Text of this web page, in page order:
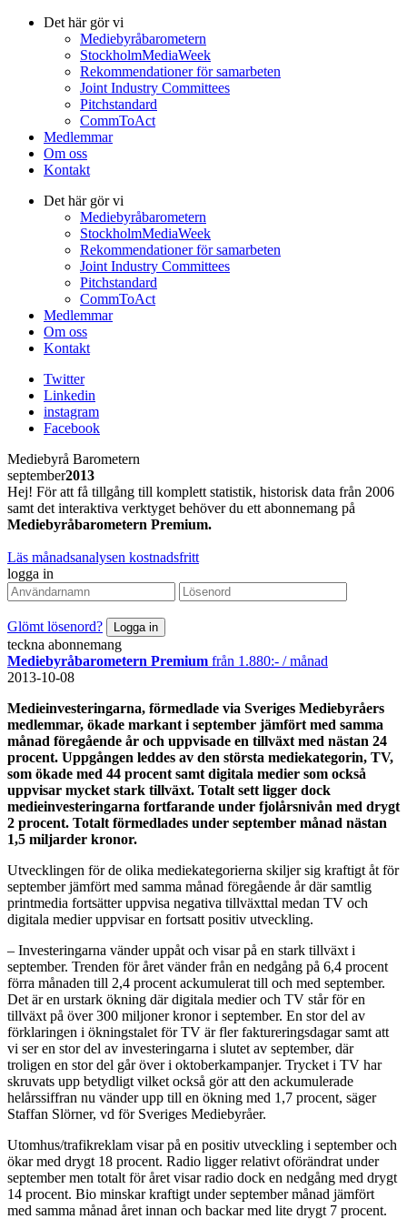
Det här gör vi
Mediebyråbarometern
StockholmMediaWeek
Rekommendationer för samarbeten
Joint Industry Committees
Pitchstandard
CommToAct
Medlemmar
Om oss
Kontakt
Det här gör vi
Mediebyråbarometern
StockholmMediaWeek
Rekommendationer för samarbeten
Joint Industry Committees
Pitchstandard
CommToAct
Medlemmar
Om oss
Kontakt
Twitter
Linkedin
instagram
Facebook
Mediebyrå Barometern
september2013
Hej! För att få tillgång till komplett statistik, historisk data från 2006
samt det interaktiva verktyget behöver du ett abonnemang på
Mediebyråbarometern Premium.
Läs månadsanalysen kostnadsfritt
logga in
Glömt lösenord?
teckna abonnemang
Mediebyråbarometern Premium från 1.880:- / månad
2013-10-08
Medieinvesteringarna, förmedlade via Sveriges Mediebyråers
medlemmar, ökade markant i september jämfört med samma
månad föregående år och uppvisade en tillväxt med nästan 24
procent. Uppgången leddes av den största mediekategorin, TV,
som ökade med 44 procent samt digitala medier som också
uppvisar mycket stark tillväxt. Totalt sett ligger dock
medieinvesteringarna fortfarande under fjolårsnivån med drygt
2 procent. Totalt förmedlades under september månad nästan
1,5 miljarder kronor.
Utvecklingen för de olika mediekategorierna skiljer sig kraftigt åt för
september jämfört med samma månad föregående år där samtlig
printmedia fortsätter uppvisa negativa tillväxttal medan TV och
digitala medier uppvisar en fortsatt positiv utveckling.
– Investeringarna vänder uppåt och visar på en stark tillväxt i
september. Trenden för året vänder från en nedgång på 6,4 procent
förra månaden till 2,4 procent ackumulerat till och med september.
Det är en urstark ökning där digitala medier och TV står för en
tillväxt på över 300 miljoner kronor i september. En stor del av
förklaringen i ökningstalet för TV är fler faktureringsdagar samt att
vi ser en stor del av investeringarna i slutet av september, där
troligen en stor del går över i oktoberkampanjer. Trycket i TV har
skruvats upp betydligt vilket också gör att den ackumulerade
helårssiffran nu vänder upp till en ökning med 1,7 procent, säger
Staffan Slörner, vd för Sveriges Mediebyråer.
Utomhus/trafikreklam visar på en positiv utveckling i september och
ökar med drygt 18 procent. Radio ligger relativt oförändrat under
september men totalt för året visar radio dock en nedgång med drygt
14 procent. Bio minskar kraftigt under september månad jämfört
med samma månad året innan och backar med lite drygt 7 procent.